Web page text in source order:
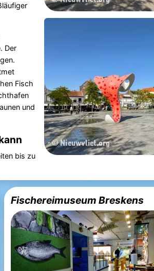
Der
Fisch
und
bis zu
Fischereimuseum Breskens